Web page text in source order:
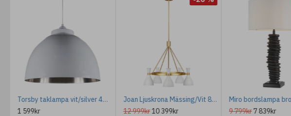
Torsby taklampa vit/silver 44cm
1 599kr
Joan Ljuskrona Mässing/Vit 81,3cm
12 999kr 10 399kr
9 799kr7 839kr